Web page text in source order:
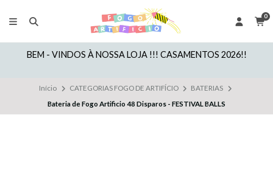
0
BEM - VINDOS À NOSSA LOJA !!! CASAMENTOS 2026!!
Início CATEGORIAS FOGO DE ARTIFÍCIO
BATERIAS
Bateria de Fogo Artificio 48 Disparos - FESTIVAL BALLS